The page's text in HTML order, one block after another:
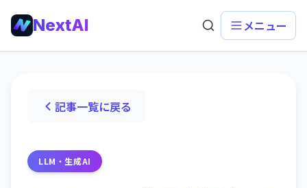
NextAI メニュー
記事一覧に戻る
LLM・生成AI